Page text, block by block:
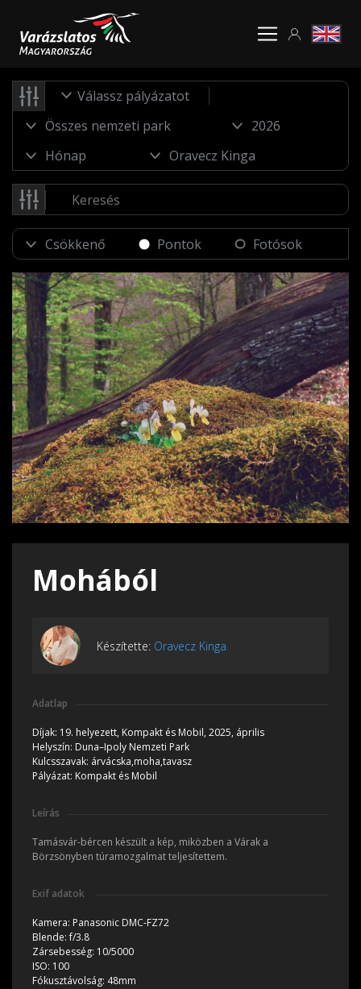
Válassz pályázatot
Pontok Fotósok
Mohából
Készítette: Oravecz Kinga
Adatlap
Díjak: 19. helyezett, Kompakt és Mobil, 2025, április
Helyszín: Duna–Ipoly Nemzeti Park
Kulcsszavak: árvácska,moha,tavasz
Pályázat: Kompakt és Mobil
Leírás
Tamásvár-bércen készült a kép, miközben a Várak a
Börzsönyben túramozgalmat teljesítettem.
Exif adatok
Kamera: Panasonic DMC-FZ72
Blende:f/3.8
Zársebesség: 10/5000
ISO: 100
Fókusztávolság: 48mm